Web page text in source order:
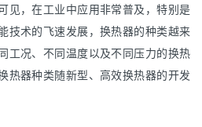
见，在工业中应用非常普及，特别是
技术的飞速发展， 换热器的种类越来
工况、不同温度以及不同压力的换热
热器种类随新型、高效换热器的开发